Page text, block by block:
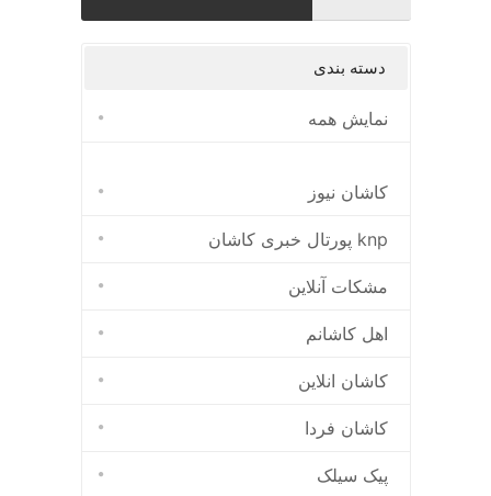
دسته بندی
نمایش همه
کاشان نیوز
پورتال خبری كاشان knp
مشکات آنلاین
اهل کاشانم
کاشان انلاین
کاشان فردا
پیک سیلک